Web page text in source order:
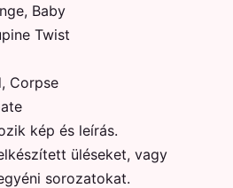
Baby
Twist
Corpse
kép és leírás.
üléseket, vagy
sorozatokat.